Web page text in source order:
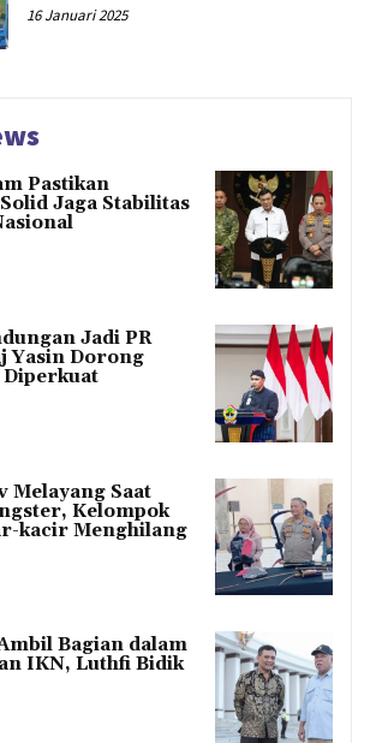
16 Januari 2025
Pastikan
Jaga Stabilitas
Jadi PR
Yasin Dorong
Diperkuat
Melayang Saat
Kelompok
kacir Menghilang
Bagian dalam
IKN, Luthfi Bidik